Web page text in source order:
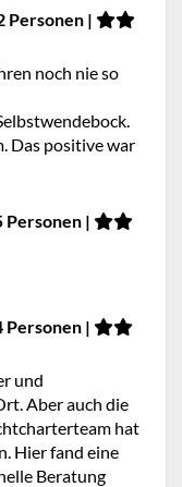
Personen |
noch nie so
Das positive war
Personen |
Personen |
und
Aber auch die
hat
Hier fand eine
Beratung